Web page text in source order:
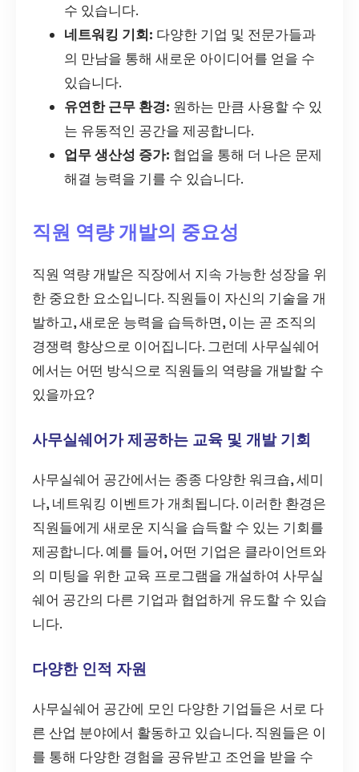
수 있습니다.
네트워킹 기회: 다양한 기업 및 전문가들과
의 만남을 통해 새로운 아이디어를 얻을 수
있습니다.
유연한 근무 환경: 원하는 만큼 사용할 수 있
는 유동적인 공간을 제공합니다.
업무 생산성 증가: 협업을 통해 더 나은 문제
해결 능력을 기를 수 있습니다.
직원 역량 개발의 중요성
직원 역량 개발은 직장에서 지속 가능한 성장을 위
한 중요한 요소입니다. 직원들이 자신의 기술을 개
발하고, 새로운 능력을 습득하면, 이는 곧 조직의
경쟁력 향상으로 이어집니다. 그런데 사무실쉐어
에서는 어떤 방식으로 직원들의 역량을 개발할 수
있을까요?
사무실쉐어가 제공하는 교육 및 개발 기회
사무실쉐어 공간에서는 종종 다양한 워크숍, 세미
나, 네트워킹 이벤트가 개최됩니다. 이러한 환경은
직원들에게 새로운 지식을 습득할 수 있는 기회를
제공합니다. 예를 들어, 어떤 기업은 클라이언트와
의 미팅을 위한 교육 프로그램을 개설하여 사무실
쉐어 공간의 다른 기업과 협업하게 유도할 수 있습
니다.
다양한 인적 자원
사무실쉐어 공간에 모인 다양한 기업들은 서로 다
른 산업 분야에서 활동하고 있습니다. 직원들은 이
를 통해 다양한 경험을 공유받고 조언을 받을 수